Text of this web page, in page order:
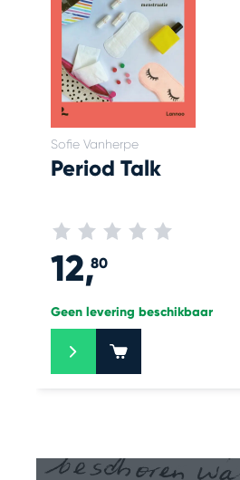
Sofie Vanherpe
Period Talk
12,80
Geen levering beschikbaar
+